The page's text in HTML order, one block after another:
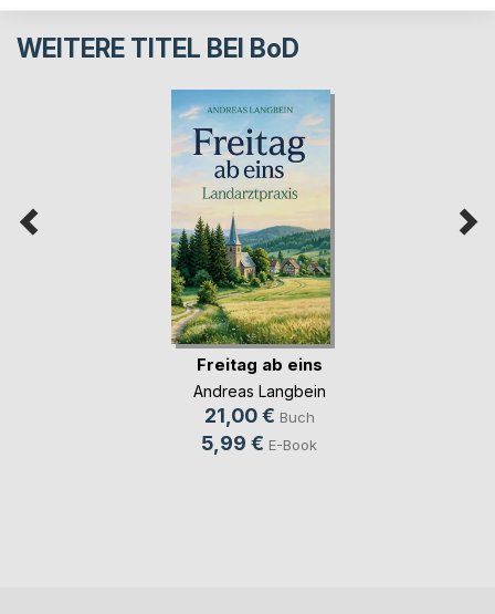
WEITERE TITEL BEI BoD
Freitag ab eins
Andreas Langbein
21,00 € Buch
5,99 € E-Book